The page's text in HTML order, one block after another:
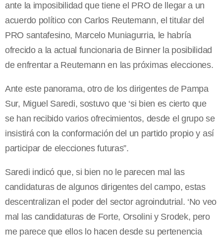
ante la imposibilidad que tiene el PRO de llegar a un
acuerdo político con Carlos Reutemann, el titular del
PRO santafesino, Marcelo Muniagurria, le habría
ofrecido a la actual funcionaria de Binner la posibilidad
de enfrentar a Reutemann en las próximas elecciones.
Ante este panorama, otro de los dirigentes de Pampa
Sur, Miguel Saredi, sostuvo que ‘si bien es cierto que
se han recibido varios ofrecimientos, desde el grupo se
insistirá con la conformación del un partido propio y así
participar de elecciones futuras”.
Saredi indicó que, si bien no le parecen mal las
candidaturas de algunos dirigentes del campo, estas
descentralizan el poder del sector agroindutrial. ‘No veo
mal las candidaturas de Forte, Orsolini y Srodek, pero
me parece que ellos lo hacen desde su pertenencia